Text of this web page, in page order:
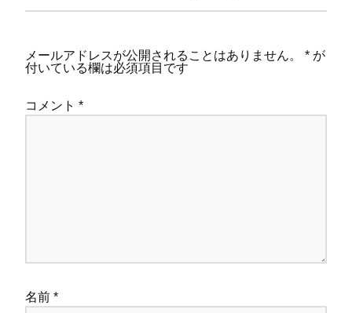
メールアドレスが公開されることはありません。 * が
付いている欄は必須項目です
コメント *
名前 *